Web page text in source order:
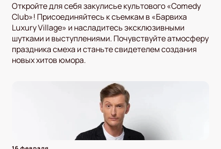
Откройте для себя закулисье культового «Comedy
Club»! Присоединяйтесь к съемкам в «Барвиха
Luxury Village» и насладитесь эксклюзивными
шутками и выступлениями. Почувствуйте атмосферу
праздника смеха и станьте свидетелем создания
новых хитов юмора.